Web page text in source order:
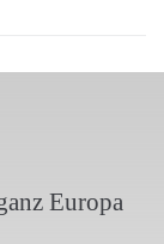
Europa